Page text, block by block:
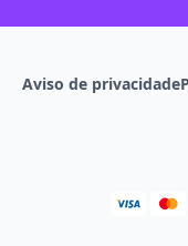
Aviso de privacidade